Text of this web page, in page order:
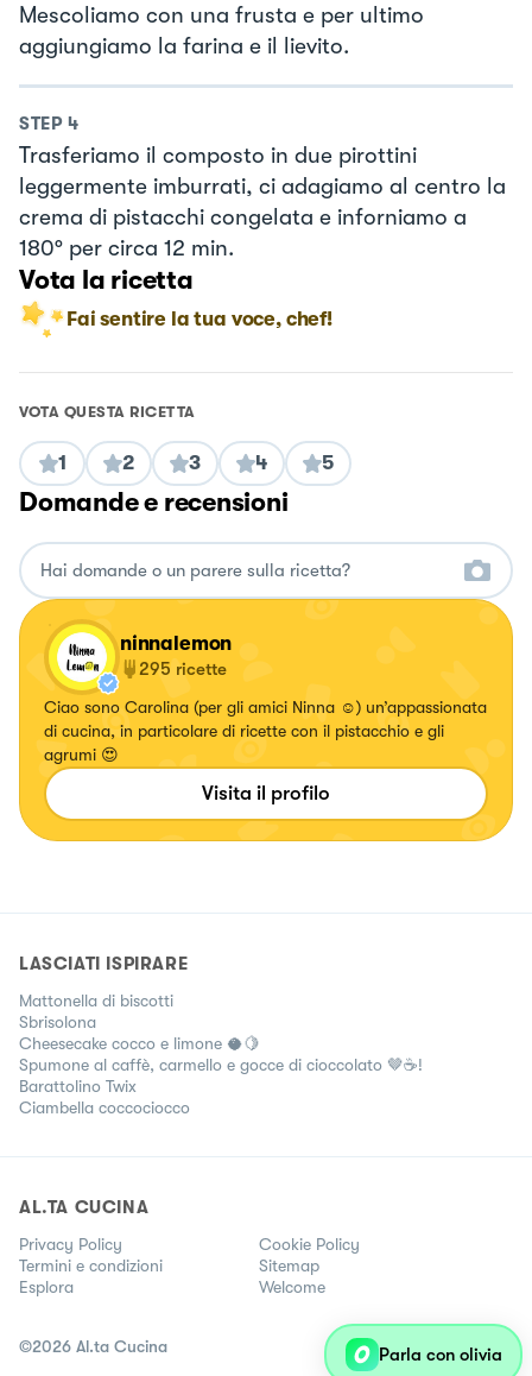
Mescoliamo con una frusta e per ultimo
aggiungiamo la farina e il lievito.
STEP 4
Trasferiamo il composto in due pirottini
leggermente imburrati, ci adagiamo al centro la
crema di pistacchi congelata e inforniamo a
180° per circa 12 min.
Vota la ricetta
Fai sentire la tua voce, chef!
VOTA QUESTA RICETTA
1 2 3 4 5
Domande e recensioni
ninnalemon
295 ricette
Ciao sono Carolina (per gli amici Ninna ☺️) un’appassionata
di cucina, in particolare di ricette con il pistacchio e gli
agrumi 😍
Visita il profilo
LASCIATI ISPIRARE
Mattonella di biscotti
Sbrisolona
Cheesecake cocco e limone 🥥🍋
Spumone al caffè, carmello e gocce di cioccolato 🤎☕!
Barattolino Twix
Ciambella coccociocco
AL.TA CUCINA
Privacy Policy
Cookie Policy
Termini e condizioni
Sitemap
Esplora
Welcome
©2026 Al.ta Cucina Parla con olivia